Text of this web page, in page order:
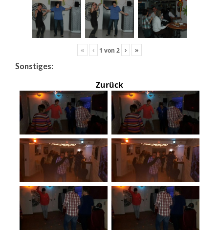
« ‹ 1 von 2 › »
Sonstiges:
Zurück